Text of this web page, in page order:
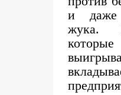
и даже
жука.